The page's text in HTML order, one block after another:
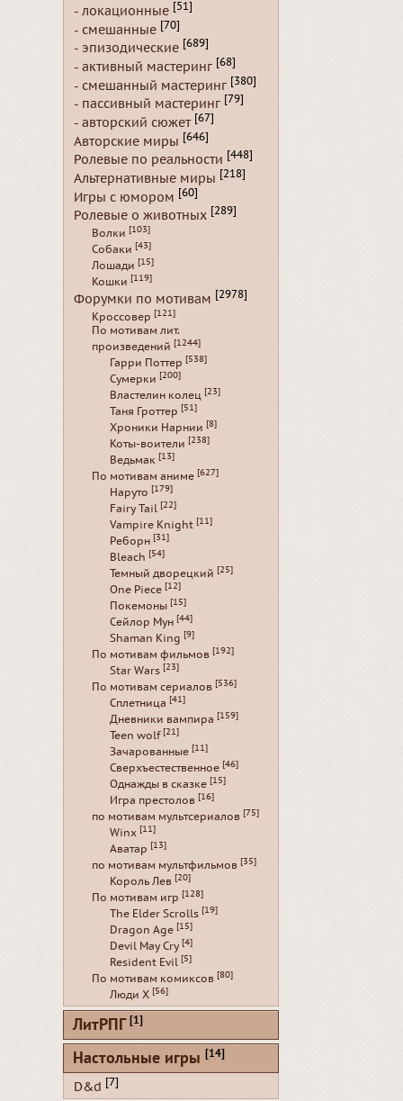
- локационные [51]
- смешанные [70]
- эпизодические [689]
- активный мастеринг [68]
- смешанный мастеринг [380]
- пассивный мастеринг [79]
- авторский сюжет [67]
Авторские миры [646]
Ролевые по реальности [448]
Альтернативные миры [218]
Игры с юмором [60]
Ролевые о животных [289]
Волки [103]
Собаки [43]
Лошади [15]
Кошки [119]
Форумки по мотивам [2978]
Кроссовер [121]
По мотивам лит.
произведений [1244]
Гарри Поттер [538]
Сумерки [200]
Властелин колец [23]
Таня Гроттер [51]
Хроники Нарнии [8]
Коты-воители [238]
Ведьмак [13]
По мотивам аниме [627]
Наруто [179]
Fairy Tail [22]
Vampire Knight [11]
Реборн [31]
Bleach [54]
Темный дворецкий [25]
One Piece [12]
Покемоны [15]
Сейлор Мун [44]
Shaman King [9]
По мотивам фильмов [192]
Star Wars [23]
По мотивам сериалов [536]
Сплетница [41]
Дневники вампира [159]
Teen wolf [21]
Зачарованные [11]
Сверхъестественное [46]
Однажды в сказке [15]
Игра престолов [16]
по мотивам мультсериалов [75]
Winx [11]
Аватар [13]
по мотивам мультфильмов [35]
Король Лев [20]
По мотивам игр [128]
The Elder Scrolls [19]
Dragon Age [15]
Devil May Cry [4]
Resident Evil [5]
По мотивам комиксов [80]
Люди Х [56]
ЛитРПГ [1]
Настольные игры [14]
D&d [7]